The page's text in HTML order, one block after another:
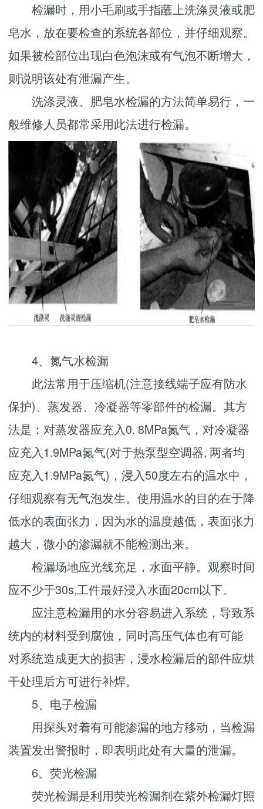
检漏时，用小毛刷或手指蘸上洗涤灵液或肥
皂水，放在要检查的系统各部位，并仔细观察。
如果被检部位出现白色泡沫或有气泡不断增大，
则说明该处有泄漏产生。
洗涤灵液、肥皂水检漏的方法简单易行，一
般维修人员都常采用此法进行检漏。
4、氮气水检漏
此法常用于压缩机(注意接线端子应有防水
保护)、蒸发器、冷凝器等零部件的检漏。其方
法是：对蒸发器应充入0. 8MPa氮气，对冷凝器
应充入1.9MPa氮气(对于热泵型空调器, 两者均
应充入1.9MPa氮气)，浸入50度左右的温水中，
仔细观察有无气泡发生。使用温水的目的在于降
低水的表面张力，因为水的温度越低，表面张力
越大，微小的渗漏就不能检测出来。
检漏场地应光线充足，水面平静。观察时间
应不少于30s,工件最好浸入水面20cm以下。
应注意检漏用的水分容易进入系统，导致系
统内的材料受到腐蚀，同时高压气体也有可能
对系统造成更大的损害，浸水检漏后的部件应烘
干处理后方可进行补焊。
5、电子检漏
用探头对着有可能渗漏的地方移动，当检漏
装置发出警报时，即表明此处有大量的泄漏。
6、荧光检漏
荧光检漏是利用荧光检漏剂在紫外检漏灯照